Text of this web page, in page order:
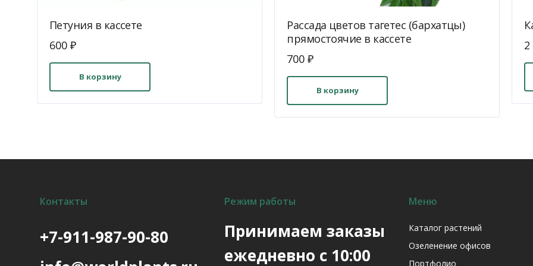
Петуния в кассете
600 ₽
В корзину
Рассада цветов тагетес (бархатцы)
прямостоячие в кассете
700₽
В корзину
2
Контакты
+7-911-987-90-80
Режим работы
Принимаем заказы
ежедневно с 10:00
Меню
Каталог растений
Озеленение офисов
Портфолио